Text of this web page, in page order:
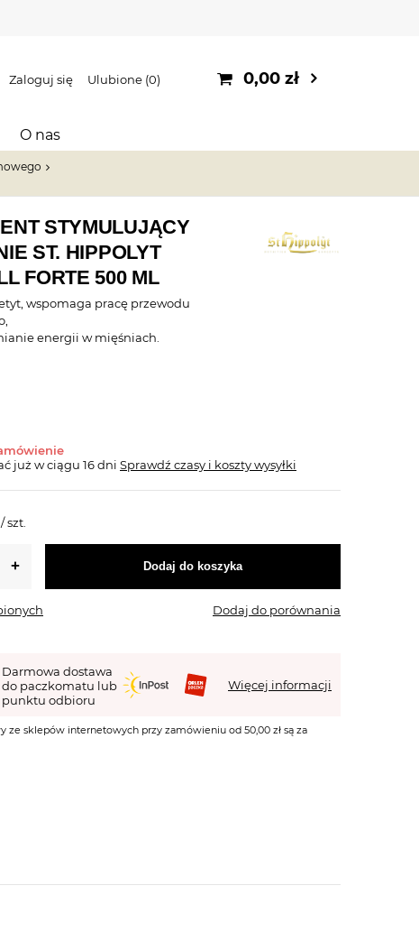
Zaloguj się Ulubione 0 0,00 zł
O nas
STYMULUJĄCY
ST. HIPPOLYT
FORTE 500 ML
wspomaga pracę przewodu
energii w mięśniach.
już w ciągu 16 dni Sprawdź czasy i koszty wysyłki
/szt.
Dodaj do koszyka
Dodaj do porównania
Darmowa dostawa
do paczkomatu lub
punktu odbioru
Więcej informacji
ze sklepów internetowych przy zamówieniu od 50,00 zł są za